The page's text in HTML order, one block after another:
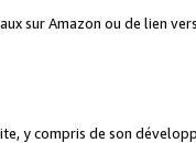
sur Amazon ou de lien
y compris de son